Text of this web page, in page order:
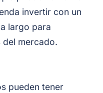
invertir con un
largo para
mercado.
pueden tener